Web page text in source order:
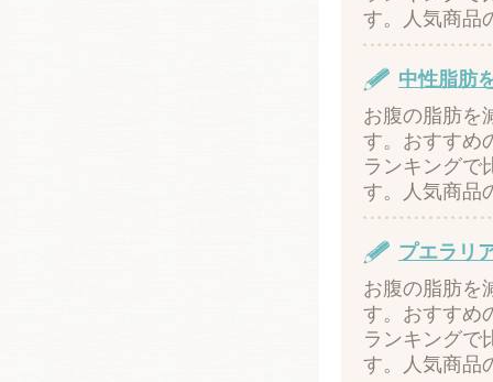
す。人気商品
中性脂肪
お腹の脂肪を
す。おすすめ
ランキングで
す。人気商品
プエラリ
お腹の脂肪を
す。おすすめ
ランキングで
す。人気商品